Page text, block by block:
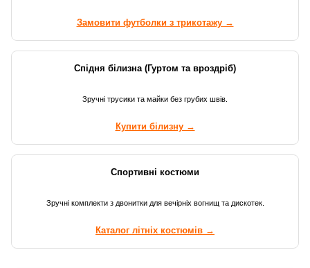
Замовити футболки з трикотажу →
Спідня білизна (Гуртом та вроздріб)
Зручні трусики та майки без грубих швів.
Купити білизну →
Спортивні костюми
Зручні комплекти з двонитки для вечірніх вогнищ та дискотек.
Каталог літніх костюмів →